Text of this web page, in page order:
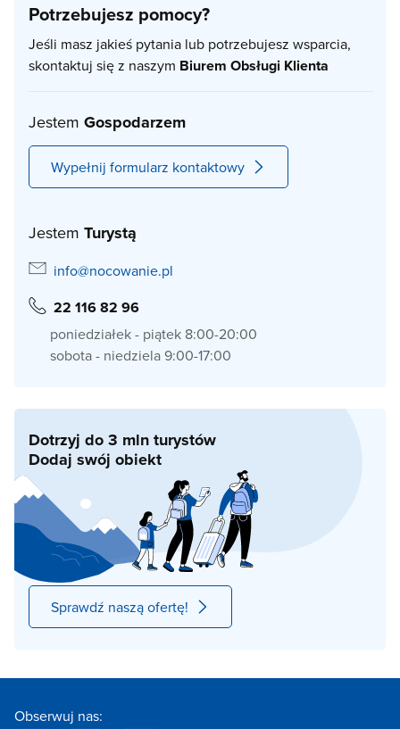
Potrzebujesz pomocy?
Jeśli masz jakieś pytania lub potrzebujesz wsparcia,
skontaktuj się z naszym Biurem Obsługi Klienta
Jestem Gospodarzem
Wypełnij formularz kontaktowy
Jestem Turystą
info@nocowanie.pl
22 116 82 96
poniedziałek - piątek 8:00-20:00
sobota - niedziela 9:00-17:00
Dotrzyj do 3 mln turystów
Dodaj swój obiekt
Sprawdź naszą ofertę!
Obserwuj nas: